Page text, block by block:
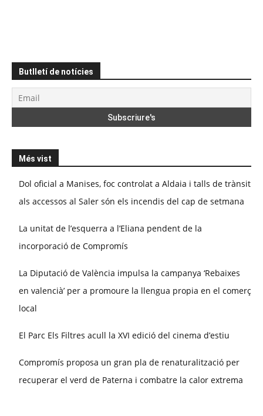
Butlletí de notícies
Més vist
Dol oficial a Manises, foc controlat a Aldaia i talls de trànsit
als accessos al Saler són els incendis del cap de setmana
La unitat de l’esquerra a l’Eliana pendent de la
incorporació de Compromís
La Diputació de València impulsa la campanya ‘Rebaixes
en valencià’ per a promoure la llengua propia en el comerç
local
El Parc Els Filtres acull la XVI edició del cinema d’estiu
Compromís proposa un gran pla de renaturalització per
recuperar el verd de Paterna i combatre la calor extrema